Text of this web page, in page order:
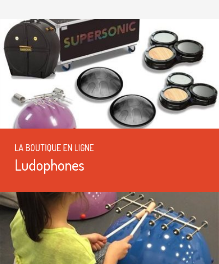
LA BOUTIQUE EN LIGNE
Ludophones